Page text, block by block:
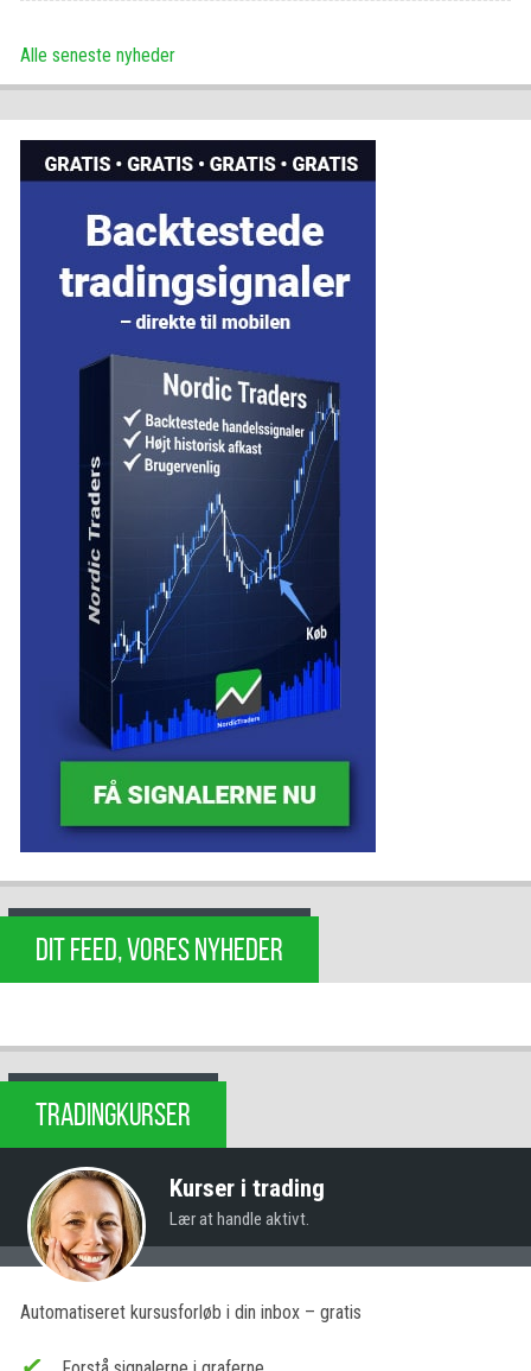
Alle seneste nyheder
DIT FEED, VORES NYHEDER
TRADINGKURSER
Kurser i trading
Lær at handle aktivt.
Automatiseret kursusforløb i din inbox – gratis